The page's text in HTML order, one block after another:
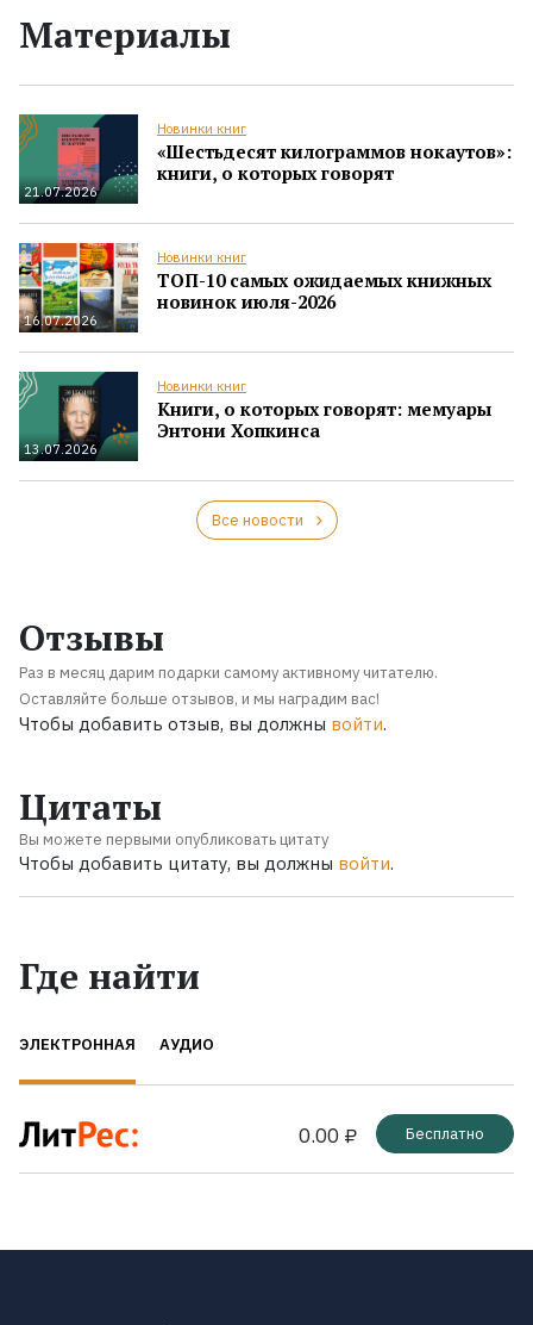
Материалы
21.07.2026
Новинки книг
«Шестьдесят килограммов нокаутов»:
книги, о которых говорят
16.07.2026
Новинки книг
ТОП-10 самых ожидаемых книжных
новинок июля-2026
13.07.2026
Новинки книг
Книги, о которых говорят: мемуары
Энтони Хопкинса
Все новости
Отзывы
Раз в месяц дарим подарки самому активному читателю.
Оставляйте больше отзывов, и мы наградим вас!
Чтобы добавить отзыв, вы должны войти.
Цитаты
Вы можете первыми опубликовать цитату
Чтобы добавить цитату, вы должны войти.
Где найти
ЭЛЕКТРОННАЯ АУДИО
0.00 ₽ Бесплатно